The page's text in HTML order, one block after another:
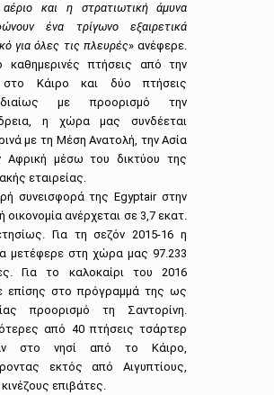
αέριο και η στρατιωτική άμυνα
ένα τρίγωνο εξαιρετικά
για όλες τις πλευρές» ανέφερε.
πτήσεις από την
Κάιρο και δύο πτήσεις
με προορισμό την
η χώρα μας συνδέεται
με τη Μέση Ανατολή, την Ασία
Αφρική μέσω του δικτύου της
εταιρείας.
συνεισφορά της Egyptair στην
οικονομία ανέρχεται σε 3,7 εκατ.
Για τη σεζόν 2015-16 η
μετέφερε στη χώρα μας 97.233
Για το καλοκαίρι του 2016
επίσης στο πρόγραμμά της ως
προορισμό τη Σαντορίνη.
από 40 πτήσεις τσάρτερ
στο νησί από το Κάιρο,
εκτός από Αιγυπτίους,
επιβάτες.